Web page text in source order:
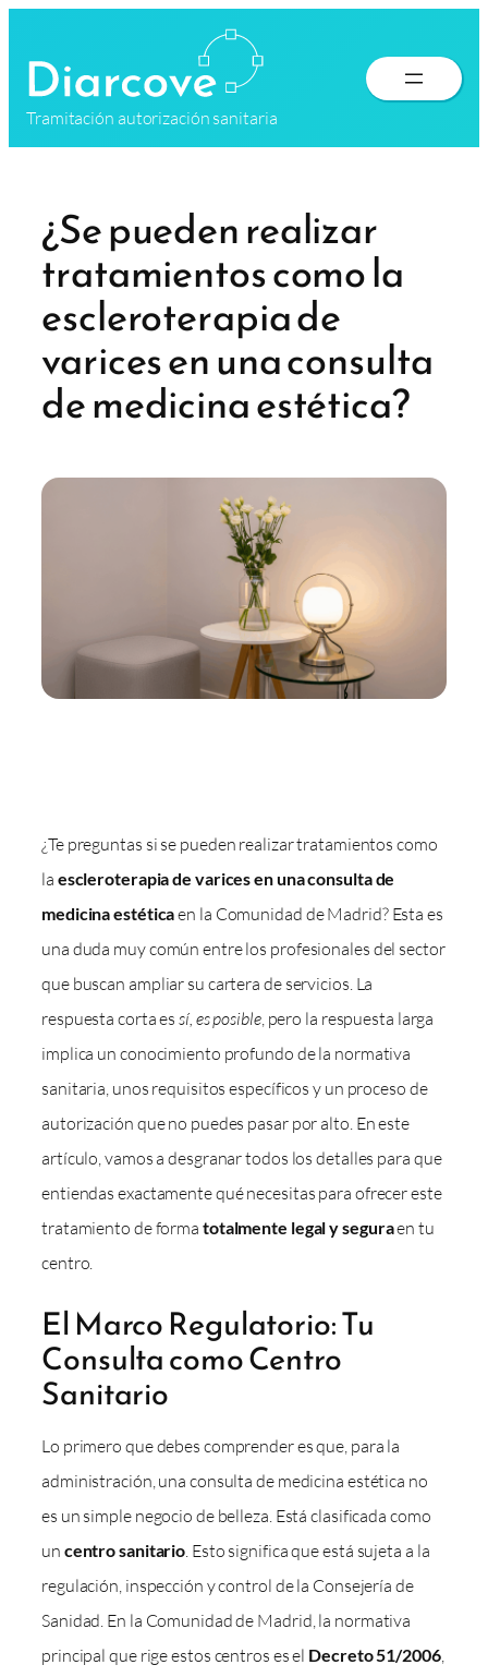
contenido
Tramitación autorización sanitaria
¿Se pueden realizar
tratamientos como la
escleroterapia de
varices en una consulta
de medicina estética?
¿Te preguntas si se pueden realizar tratamientos como
la escleroterapia de varices en una consulta de
medicina estéticaen la Comunidad de Madrid? Esta es
una duda muy común entre los profesionales del sector
que buscan ampliar su cartera de servicios. La
respuesta corta essí, es posible, pero la respuesta larga
implica un conocimiento profundo de la normativa
sanitaria, unos requisitos específicos y un proceso de
autorización que no puedes pasar por alto. En este
artículo, vamos a desgranar todos los detalles para que
entiendas exactamente qué necesitas para ofrecer este
tratamiento de forma totalmente legal y seguraen tu
centro.
El Marco Regulatorio: Tu
Consulta como Centro
Sanitario
Lo primero que debes comprender es que, para la
administración, una consulta de medicina estética no
es un simple negocio de belleza. Está clasificada como
un centro sanitario . Esto significa que está sujeta a la
regulación, inspección y control de la Consejería de
Sanidad. En la Comunidad de Madrid, la normativa
principal que rige estos centros es el Decreto 51/2006,